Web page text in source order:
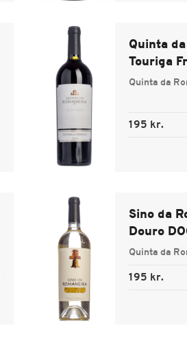
Quinta
Touriga
Quinta da
195 kr.
Sino da
Douro
Quinta da
195 kr.